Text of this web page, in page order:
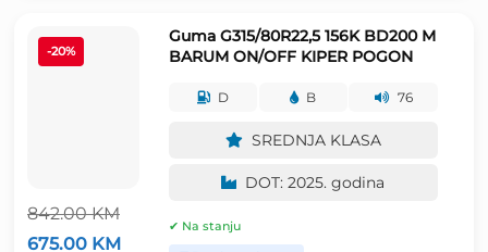
-20%
842.00KM
Izvorna
675.00 KM Trenutna
Guma G315/80R22,5 156K BD200 M
BARUM ON/OFF KIPER POGON
D B 76
SREDNJA KLASA
DOT: 2025. godina
✔ Na stanju